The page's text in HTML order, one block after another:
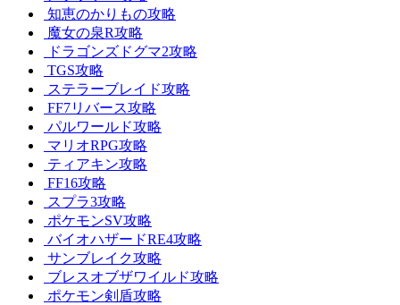
知恵のかりもの攻略
魔女の泉R攻略
ドラゴンズドグマ2攻略
TGS攻略
ステラーブレイド攻略
FF7リバース攻略
パルワールド攻略
マリオRPG攻略
ティアキン攻略
FF16攻略
スプラ3攻略
ポケモンSV攻略
バイオハザードRE4攻略
サンブレイク攻略
ブレスオブザワイルド攻略
ポケモン剣盾攻略